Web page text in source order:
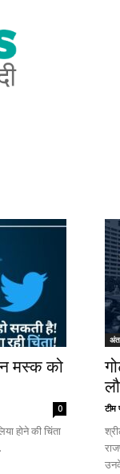
मस्क को
0
होने की चिंता
टीम